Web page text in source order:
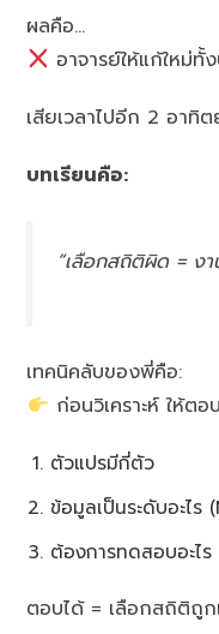
ผลคือ…
อาจารย์ให้แก้ใหม่ทั้
เสียเวลาไปอีก 2 อาทิ
บทเรียนคือ:
“เลือกสถิติผิด = ง
เทคนิคลับของพี่คือ:
ก่อนวิเคราะห์ ให้ต
ตัวแปรมีกี่ตัว
ข้อมูลเป็นระดับอะไ
ต้องการทดสอบอะไร
ตอบได้ = เลือกสถิติถู